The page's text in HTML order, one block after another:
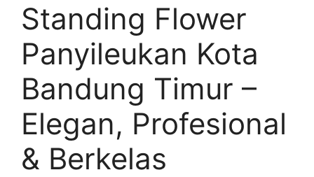
Standing Flower
Panyileukan Kota
Bandung Timur –
Elegan, Profesional
& Berkelas